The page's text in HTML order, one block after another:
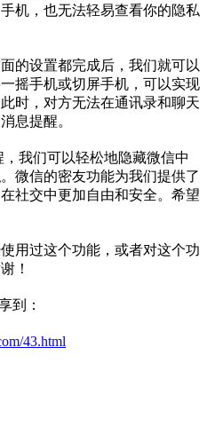
机，也无法轻易查看你的隐私
的设置都完成后，我们就可以
摇手机或切屏手机，可以实现
时，对方无法在通讯录和聊天
息提醒。
我们可以轻松地隐藏微信中
微信的密友功能为我们提供了
社交中更加自由和安全。希望
用过这个功能，或者对这个功
！
到：
43.html